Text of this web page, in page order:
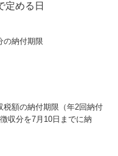
定める日
の納付期限
額の納付期限（年2回納付
収分を7月10日までに納